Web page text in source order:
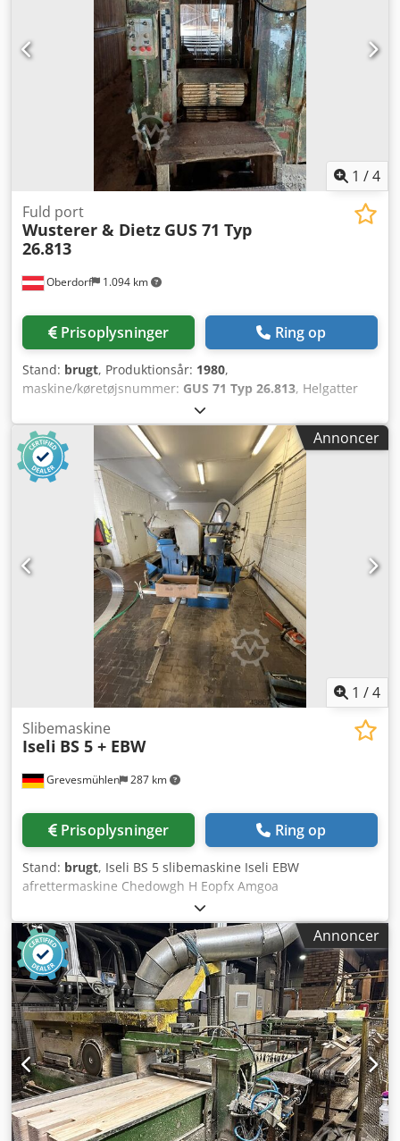
1 /4
Oberdorf 1.094 km
Fuld port
Wusterer & Dietz GUS 71 Typ
26.813
Prisoplysninger Ring op
Stand: brugt, Produktionsår: 1980,
maskine/køretøjsnummer: GUS 71 Typ 26.813, Helgatter
fra firmaet Wusterer & Dietz inklusive: Gatter sav
Savetensioner Klyvekile Gatterrullebane Trækudtrækker, 4-
strenget Cedpfx Amov Ummbjgoha Besigtigelse efter aftale
mulig.
Annoncer
1 /4
Grevesmühlen 287 km
Slibemaskine
Iseli BS 5 + EBW
Prisoplysninger Ring op
Stand: brugt, Iseli BS 5 slibemaskine Iseli EBW
afrettermaskine Chedowgh H Eopfx Amgoa
Annoncer